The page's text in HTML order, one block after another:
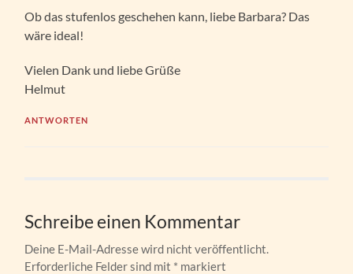
Ob das stufenlos geschehen kann, liebe Barbara? Das
wäre ideal!
Vielen Dank und liebe Grüße
Helmut
ANTWORTEN
Schreibe einen Kommentar
Deine E-Mail-Adresse wird nicht veröffentlicht.
Erforderliche Felder sind mit * markiert